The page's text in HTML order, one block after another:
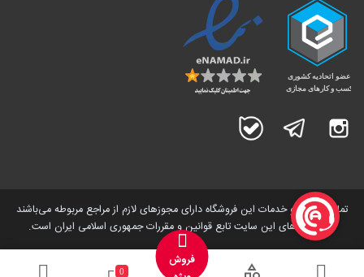
اینستاگرام تلگرام
تمامی کالاها و خدمات این فروشگاه دارای مجوز‌های لازم از مراجع مربوطه می‌باشند
و فعالیت های این سایت تابع قوانین و مقررات جمهوری اسلامی ایران است.
فروش
0